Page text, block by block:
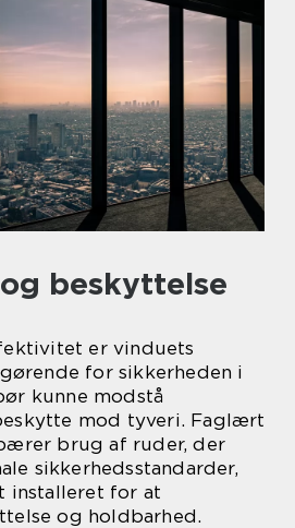
beskyttelse
er vinduets
for sikkerheden i
kunne modstå
mod tyveri. Faglært
brug af ruder, der
sikkerhedsstandarder,
installeret for at
og holdbarhed.